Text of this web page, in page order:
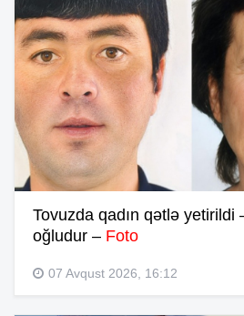
Tovuzda qadın qətlə yetirildi
oğludur – Foto
07 Avqust 2026, 16:12